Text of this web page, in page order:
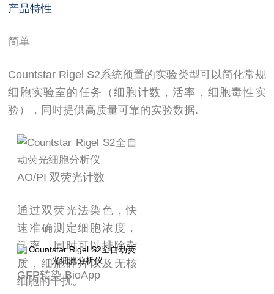
产品特性
简单
Countstar Rigel S2系统预置的实验类型可以简化常规
细胞实验室的任务（细胞计数，活率，细胞毒性实
验），同时提供高质量可靠的实验数据.
AO/PI 双荧光计数
通过双荧光法染色，快
速准确测定细胞浓度，
活率，同时可以排除杂
质，细胞碎片以及无核
细胞的干扰。
GFP转染 BioApp